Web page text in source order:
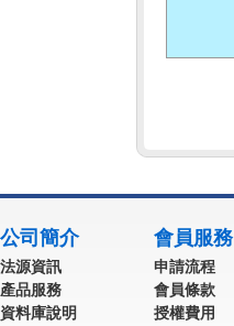
公司簡介
法源資訊
產品服務
資料庫說明
會員服務
申請流程
會員條款
授權費用